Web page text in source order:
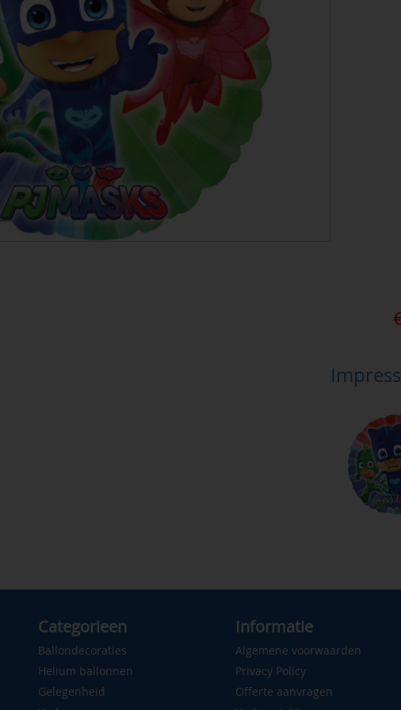
Categorieen
Ballondecoraties
Helium ballonnen
Gelegenheid
Informatie
Algemene voorwaarden
Privacy Policy
Offerte aanvragen